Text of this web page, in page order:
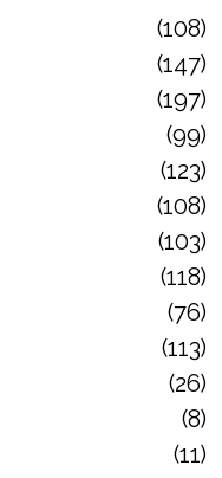
108
147
197
99
123
108
103
118
76
113
26
8
11